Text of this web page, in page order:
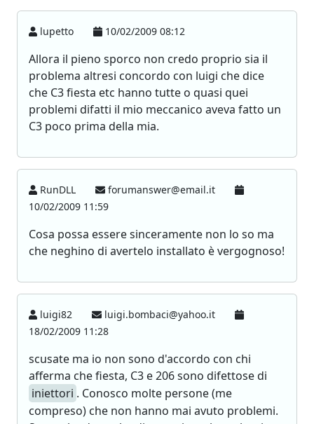
lupetto 10/02/2009 08:12
Allora il pieno sporco non credo proprio sia il
problema altresi concordo con luigi che dice
che C3 fiesta etc hanno tutte o quasi quei
problemi difatti il mio meccanico aveva fatto un
C3 poco prima della mia.
RunDLL
forumanswer@email.it
10/02/2009 11:59
Cosa possa essere sinceramente non lo so ma
che neghino di avertelo installato è vergognoso!
luigi82
luigi.bombaci@yahoo.it
18/02/2009 11:28
scusate ma io non sono d'accordo con chi
afferma che fiesta, C3 e 206 sono difettose di
iniettori . Conosco molte persone (me
compreso) che non hanno mai avuto problemi.